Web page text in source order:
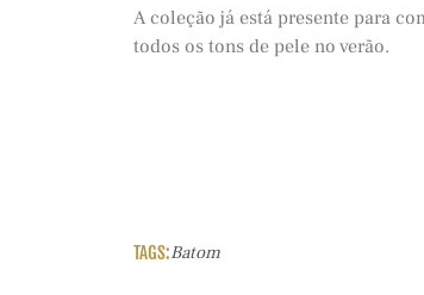
A coleção já está presente para
todos os tons de pele no verão.
TAGS:Batom